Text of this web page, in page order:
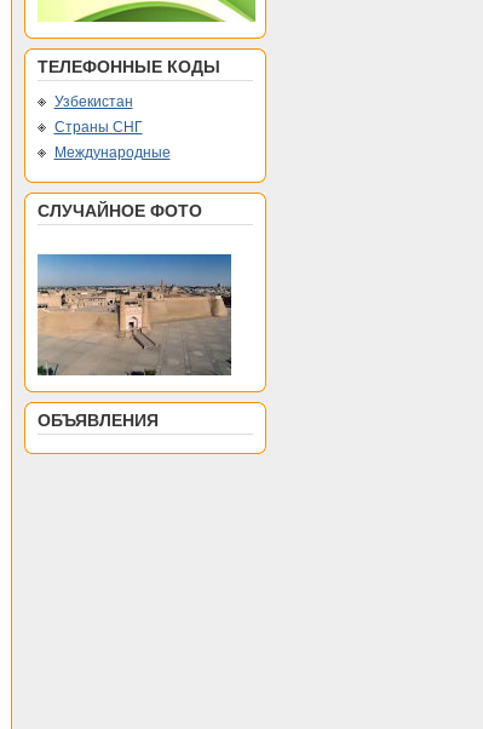
ТЕЛЕФОННЫЕ КОДЫ
Узбекистан
Страны СНГ
Международные
СЛУЧАЙНОЕ ФОТО
ОБЪЯВЛЕНИЯ